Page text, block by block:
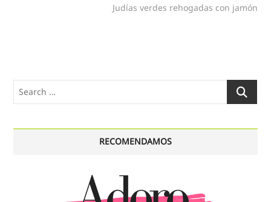
post:
Judías verdes rehogadas con jamón
Search
RECOMENDAMOS